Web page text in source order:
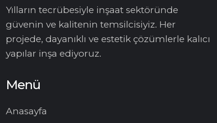
Yılların tecrübesiyle inşaat sektöründe
güvenin ve kalitenin temsilcisiyiz. Her
projede, dayanıklı ve estetik çözümlerle kalıcı
yapılar inşa ediyoruz.
Menü
Anasayfa